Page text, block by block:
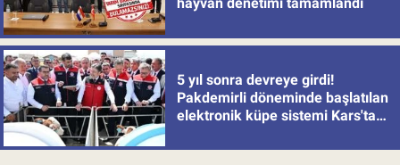
hayvan denetimi tamamlandı
5 yıl sonra devreye girdi!
Pakdemirli döneminde başlatılan
elektronik küpe sistemi Kars'tan